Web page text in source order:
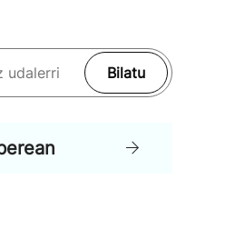
Bilatu